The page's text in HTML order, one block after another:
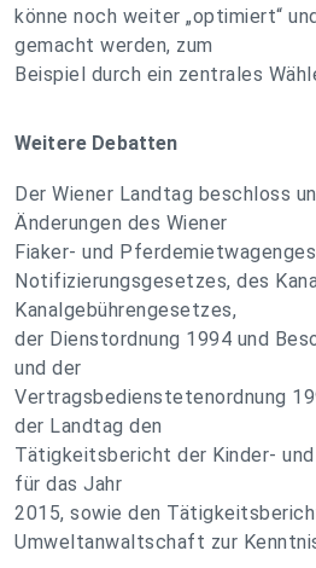
könne noch weiter „optimiert“
gemacht werden, zum
Beispiel durch ein zentrales
Weitere Debatten
Der Wiener Landtag beschloss
Änderungen des Wiener
Fiaker- und
Notifizierungsgesetzes, des
Kanalgebührengesetzes,
der Dienstordnung 1994 und
und der
Vertragsbedienstetenordnung
der Landtag den
Tätigkeitsbericht der Kinder-
für das Jahr
2015, sowie den
Umweltanwaltschaft zur